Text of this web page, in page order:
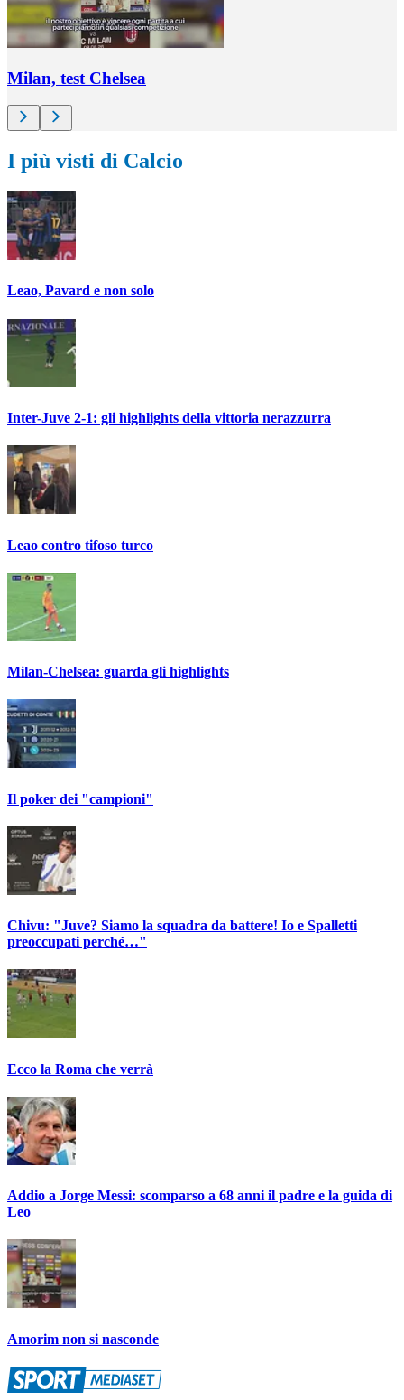
Milan, test Chelsea
I più visti di Calcio
Leao, Pavard e non solo
Inter-Juve 2-1: gli highlights della vittoria nerazzurra
Leao contro tifoso turco
Milan-Chelsea: guarda gli highlights
Il poker dei "campioni"
Chivu: "Juve? Siamo la squadra da battere! Io e Spalletti
preoccupati perché…"
Ecco la Roma che verrà
Addio a Jorge Messi: scomparso a 68 anni il padre e la guida di
Leo
Amorim non si nasconde